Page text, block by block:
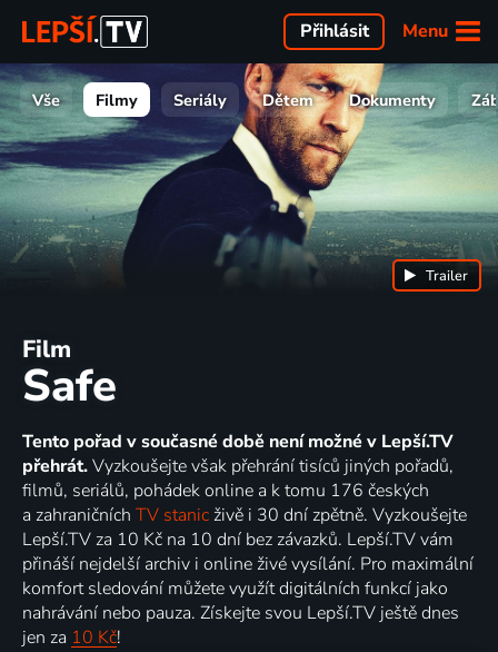
Menu
Přihlásit
Vše Filmy Seriály Dětem Dokumenty
Film
Safe
Trailer
Tento pořad v současné době není možné v Lepší.TV
přehrát.Vyzkoušejte však přehrání tisíců jiných pořadů,
filmů, seriálů, pohádek online a k tomu 176 českých
a zahraničních TV stanic živě i 30 dní zpětně. Vyzkoušejte
Lepší.TV za 10 Kč na 10 dní bez závazků. Lepší.TV vám
přináší nejdelší archiv i online živé vysílání. Pro maximální
komfort sledování můžete využít digitálních funkcí jako
nahrávání nebo pauza. Získejte svou Lepší.TV ještě dnes
jen za 10 Kč!